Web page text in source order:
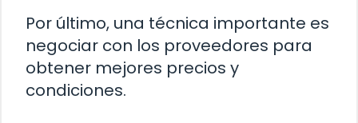
Por último, una técnica importante es
negociar con los proveedores para
obtener mejores precios y
condiciones.